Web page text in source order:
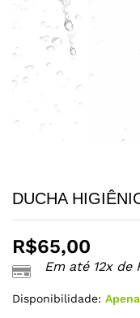
DUCHA
R$65,00
Em até 12x de
Disponibilidade: